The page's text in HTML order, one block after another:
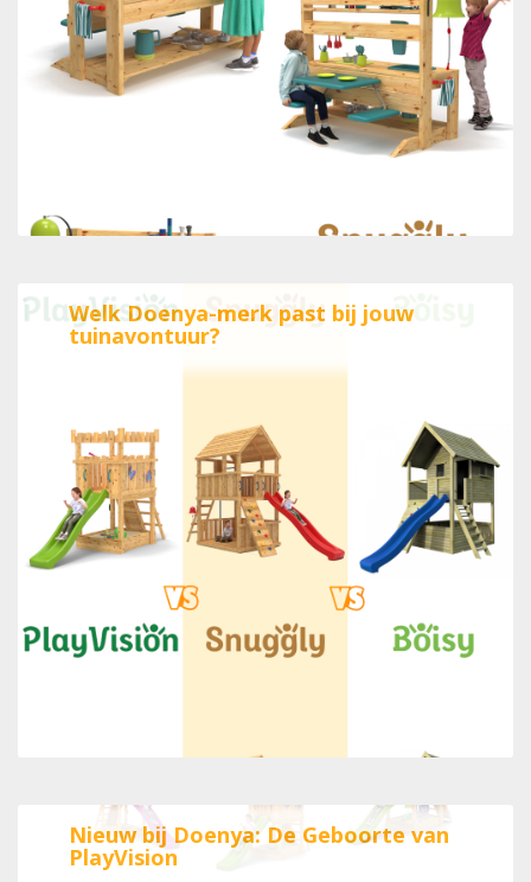
Welk Doenya-merk past bij jouw
tuinavontuur?
Nieuw bij Doenya: De Geboorte van
PlayVision